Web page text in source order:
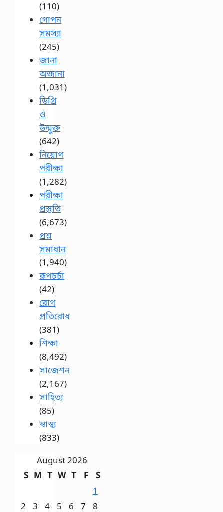
(110)
গোপন
সমস্যা
(245)
জানা
অজানা
(1,031)
ডিগ্রি
ও
উন্মুক্ত
(642)
নিয়োগ
পরীক্ষা
(1,282)
পরীক্ষা
প্রস্তুতি
(6,673)
প্রশ্ন
সমাধান
(1,940)
রূপচর্চা
(42)
রোগ
প্রতিরোধ
(381)
শিক্ষা
(8,492)
সাজেশন
(2,167)
সাহিত্য
(85)
স্বাস্থ্য
(833)
August 2026
S M T W T F
S
1
2
3 4 5 6 7 8